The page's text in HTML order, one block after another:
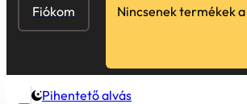
Fiókom Nincsenek termékek
Pihentető alvás